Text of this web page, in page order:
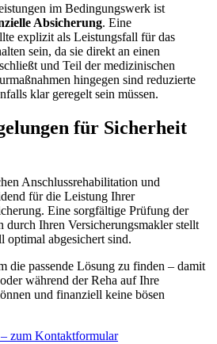
im Bedingungswerk ist
Absicherung. Eine
explizit als Leistungsfall für das
sein, da sie direkt an einen
und Teil der medizinischen
hingegen sind reduzierte
klar geregelt sein müssen.
für Sicherheit
Anschlussrehabilitation und
für die Leistung Ihrer
Eine sorgfältige Prüfung der
durch Ihren Versicherungsmakler stellt
optimal abgesichert sind.
die passende Lösung zu finden – damit
während der Reha auf Ihre
und finanziell keine bösen
zum Kontaktformular